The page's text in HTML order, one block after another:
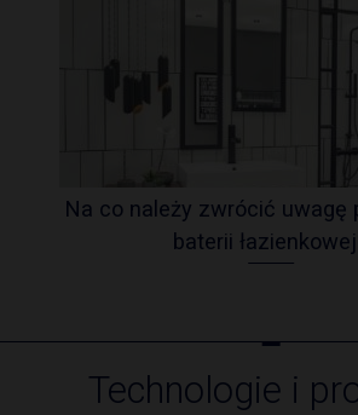
Na co należy zwrócić uwagę
baterii
Technologie i